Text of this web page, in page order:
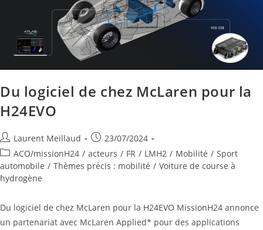
Du logiciel de chez McLaren pour la
H24EVO
Laurent Meillaud
23/07/2024
ACO/missionH24 / acteurs / FR / LMH2 / Mobilité / Sport
automobile / Thèmes précis : mobilité / Voiture de course à
hydrogène
Du logiciel de chez McLaren pour la H24EVO MissionH24 annonce
un partenariat avec McLaren Applied* pour des applications